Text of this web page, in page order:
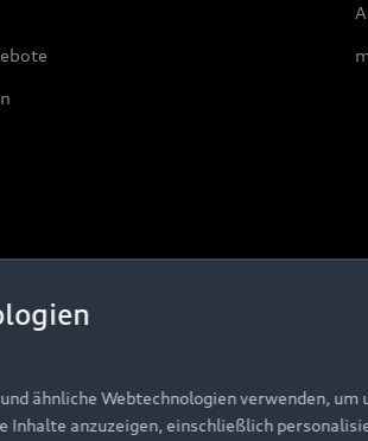
ähnliche Webtechnologien verwenden,
Inhalte anzuzeigen, einschließlich